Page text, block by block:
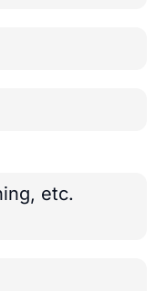
etc.